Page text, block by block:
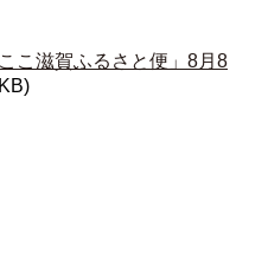
こ滋賀ふるさと便」8月8